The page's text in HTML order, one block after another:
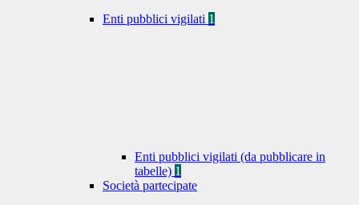
Enti pubblici vigilati 1
Enti pubblici vigilati (da pubblicare in
tabelle) 1
Società partecipate